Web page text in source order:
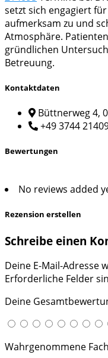
setzt sich engagiert
aufmerksam zu und
Atmosphäre.
gründlichen
Betreuung.
Kontaktdaten
Büttnerweg 4,
+49 3744
Bewertungen
No reviews added
Rezension erstellen
Schreibe einen
Deine E-Mail-Adresse
Erforderliche Felder
Deine
Wahrgenommene